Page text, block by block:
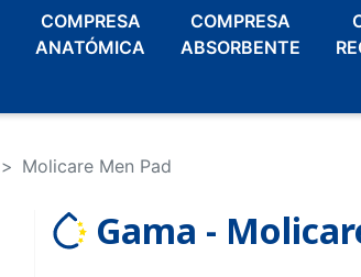
COMPRESA
ANATÓMICA
COMPRESA
ABSORBENTE
Molicare Men Pad
Gama -